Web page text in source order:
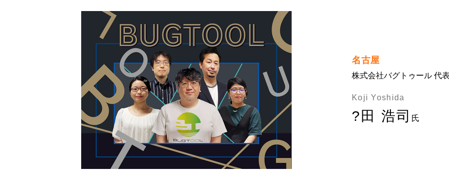
名古屋
株式会社バグトゥール 代
Koji Yoshida
?田 浩司 氏